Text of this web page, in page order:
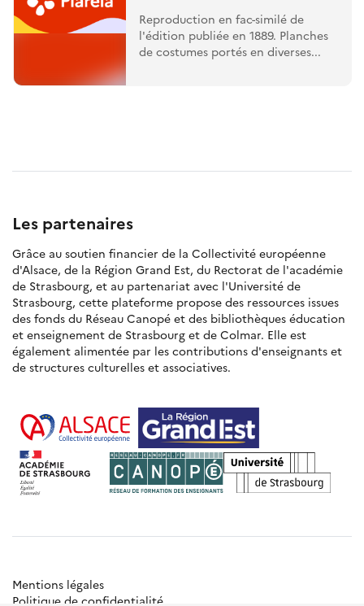
Reproduction en fac-similé de
l'édition publiée en 1889. Planches
de costumes portés en diverses...
Les partenaires
Grâce au soutien financier de la Collectivité européenne
d'Alsace, de la Région Grand Est, du Rectorat de l'académie
de Strasbourg, et au partenariat avec l'Université de
Strasbourg, cette plateforme propose des ressources issues
des fonds du Réseau Canopé et des bibliothèques éducation
et enseignement de Strasbourg et de Colmar. Elle est
également alimentée par les contributions d'enseignants et
de structures culturelles et associatives.
Mentions légales
Politique de confidentialité